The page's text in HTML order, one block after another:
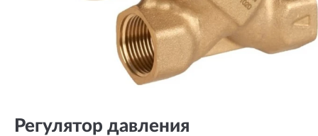
Регулятор давления